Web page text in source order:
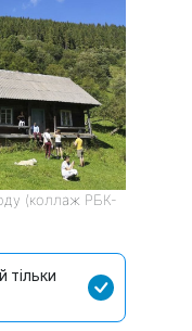
(коллаж РБК-
тільки